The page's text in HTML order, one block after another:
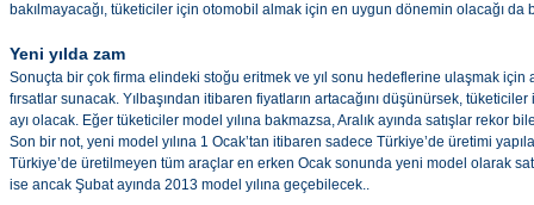
bakılmayacağı, tüketiciler için otomobil almak için en uygun dönemin olacağı da
Yeni yılda zam
Sonuçta bir çok firma elindeki stoğu eritmek ve yıl sonu hedeflerine ulaşmak için
fırsatlar sunacak. Yılbaşından itibaren fiyatların artacağını düşünürsek, tüketiciler
ayı olacak. Eğer tüketiciler model yılına bakmazsa, Aralık ayında satışlar rekor
Son bir not, yeni model yılına 1 Ocak’tan itibaren sadece Türkiye’de üretimi
Türkiye’de üretilmeyen tüm araçlar en erken Ocak sonunda yeni model olarak
ise ancak Şubat ayında 2013 model yılına geçebilecek..